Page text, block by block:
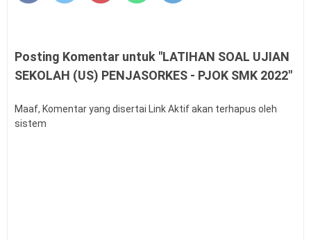
Posting Komentar untuk "LATIHAN SOAL UJIAN
SEKOLAH (US) PENJASORKES - PJOK SMK 2022"
Maaf, Komentar yang disertai Link Aktif akan terhapus oleh
sistem